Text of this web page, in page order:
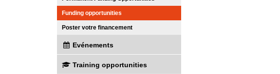
Funding opportunities
Poster votre financement
Evénements
Training opportunities